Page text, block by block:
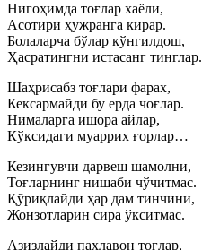
Нигоҳимда тоғлар хаёли,
Асотири ҳужранга кирар.
Болаларча бўлар кўнгилдош,
Ҳасратингни истасанг тинглар.
Шаҳрисабз тоғлари фарах,
Кексармайди бу ерда чоғлар.
Нималарга ишора айлар,
Кўксидаги муаррих ғорлар…
Кезингувчи дарвеш шамолни,
Тоғларнинг нишаби чўчитмас.
Қўриқлайди ҳар дам тинчини,
Жонзотларин сира ўкситмас.
Азизлайди паҳлавон тоғлар,